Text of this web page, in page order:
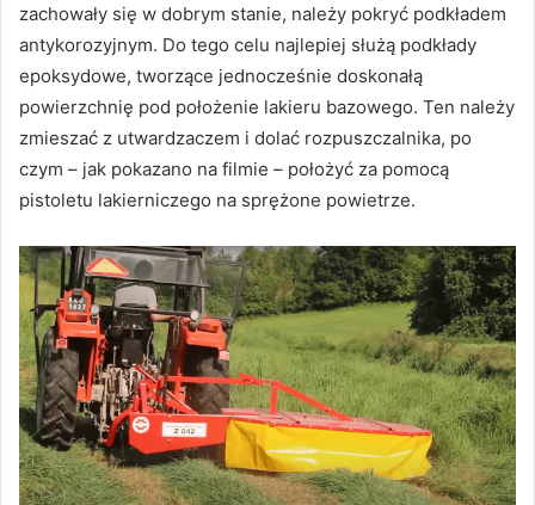
zachowały się w dobrym stanie, należy pokryć podkładem
antykorozyjnym. Do tego celu najlepiej służą podkłady
epoksydowe, tworzące jednocześnie doskonałą
powierzchnię pod położenie lakieru bazowego. Ten należy
zmieszać z utwardzaczem i dolać rozpuszczalnika, po
czym – jak pokazano na filmie – położyć za pomocą
pistoletu lakierniczego na sprężone powietrze.